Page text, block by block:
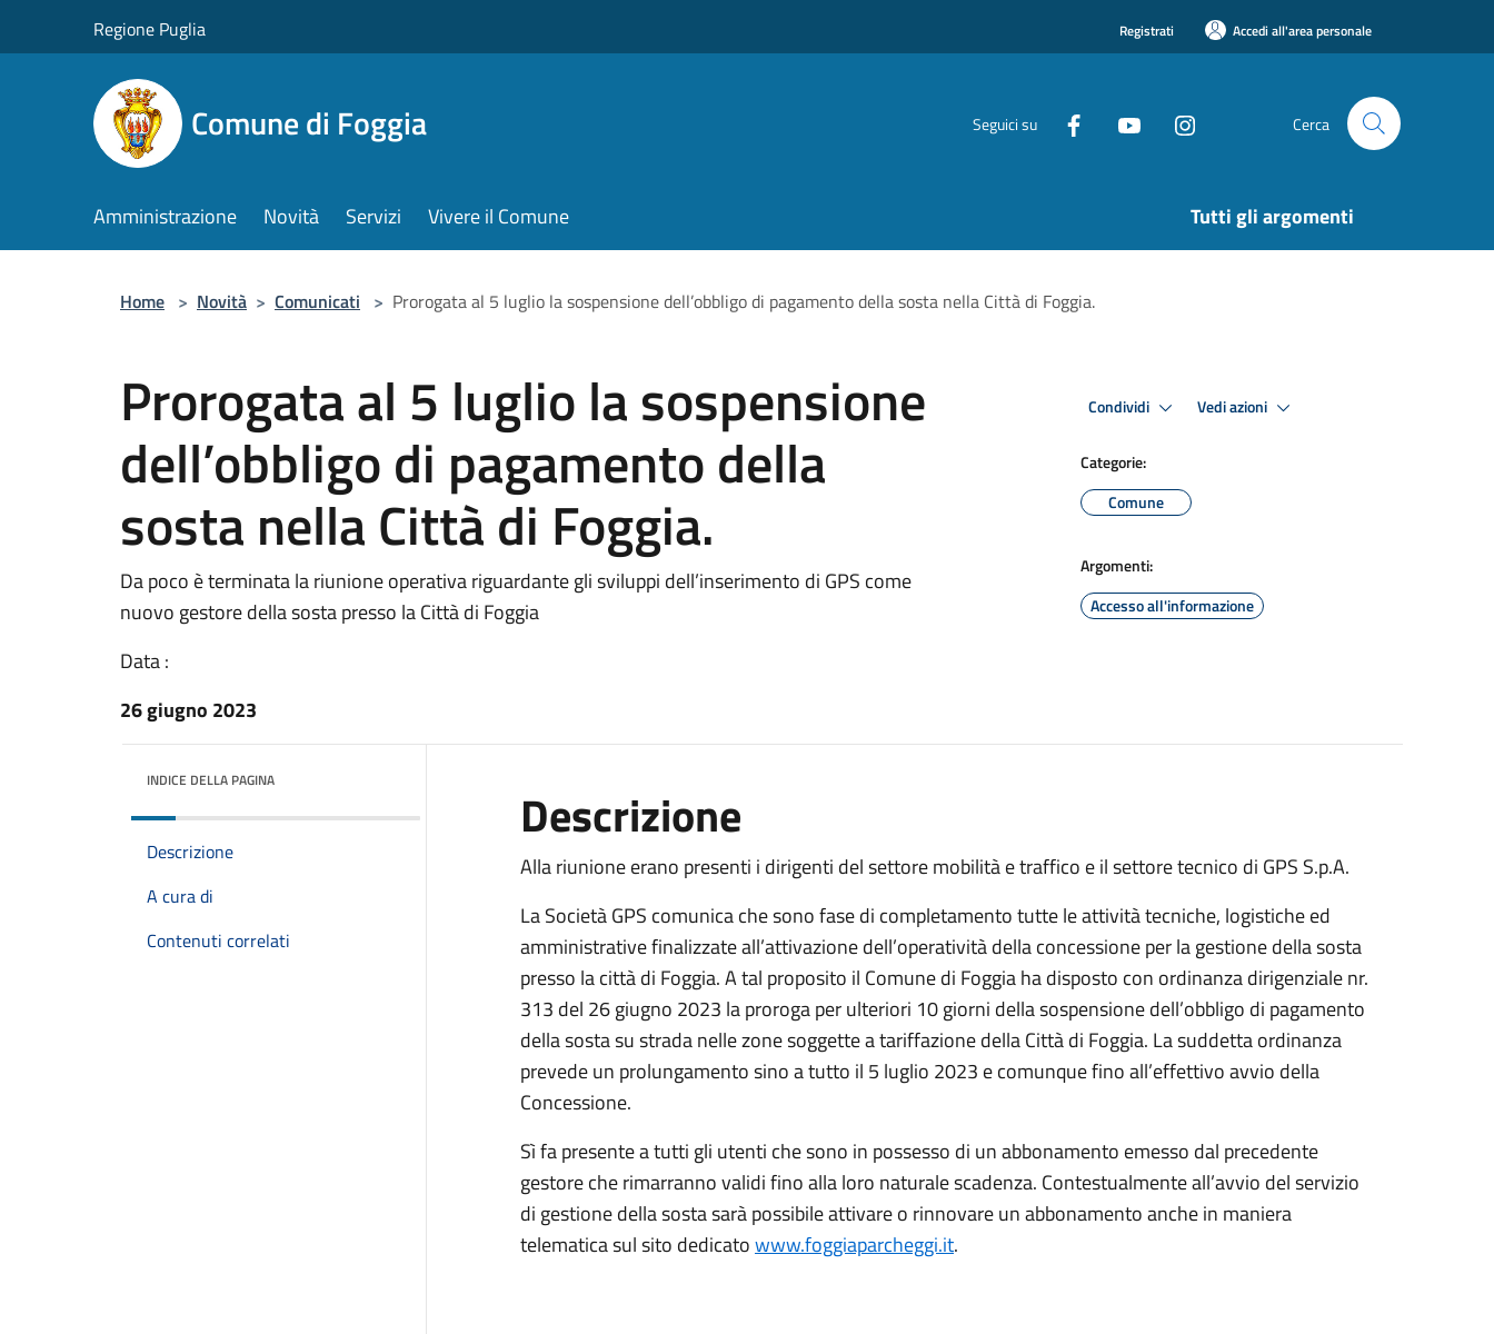
Regione Puglia Registrati Accedi all'area personale
Comune di Foggia Seguici su Cerca
Amministrazione Novità Servizi Vivere il Comune Tutti gli argomenti
Home > Novità > Comunicati > Prorogata al 5 luglio la sospensione dell’obbligo di pagamento della sosta nella Città di Foggia.
Prorogata al 5 luglio la sospensione
dell’obbligo di pagamento della
sosta nella Città di Foggia.
Da poco è terminata la riunione operativa riguardante gli sviluppi dell’inserimento di GPS come
nuovo gestore della sosta presso la Città di Foggia
Data :
26 giugno 2023
Condividi Vedi azioni
Categorie:
Comune
Argomenti:
Accesso all'informazione
INDICE DELLA PAGINA
Descrizione
A cura di
Contenuti correlati
Descrizione
Alla riunione erano presenti i dirigenti del settore mobilità e traffico e il settore tecnico di GPS S.p.A.
La Società GPS comunica che sono fase di completamento tutte le attività tecniche, logistiche ed
amministrative finalizzate all’attivazione dell’operatività della concessione per la gestione della sosta
presso la città di Foggia. A tal proposito il Comune di Foggia ha disposto con ordinanza dirigenziale nr.
313 del 26 giugno 2023 la proroga per ulteriori 10 giorni della sospensione dell’obbligo di pagamento
della sosta su strada nelle zone soggette a tariffazione della Città di Foggia. La suddetta ordinanza
prevede un prolungamento sino a tutto il 5 luglio 2023 e comunque fino all’effettivo avvio della
Concessione.
Sì fa presente a tutti gli utenti che sono in possesso di un abbonamento emesso dal precedente
gestore che rimarranno validi fino alla loro naturale scadenza. Contestualmente all’avvio del servizio
di gestione della sosta sarà possibile attivare o rinnovare un abbonamento anche in maniera
telematica sul sito dedicatowww.foggiaparcheggi.it.